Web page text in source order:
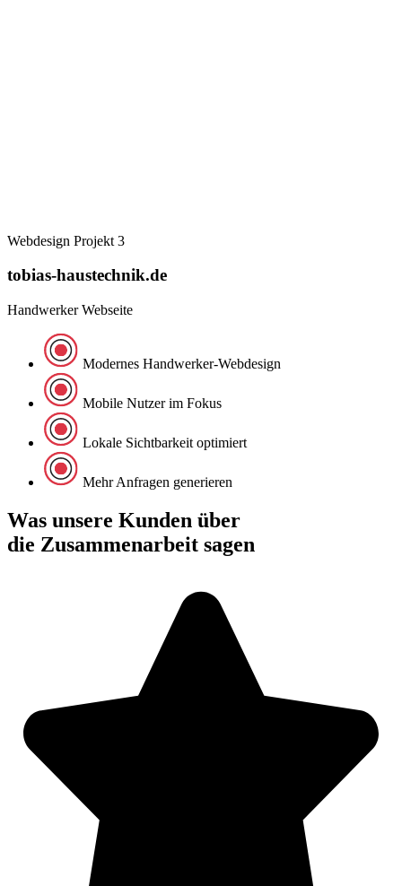
Webdesign Projekt 3
tobias-haustechnik.de
Handwerker Webseite
Modernes Handwerker-Webdesign
Mobile Nutzer im Fokus
Lokale Sichtbarkeit optimiert
Mehr Anfragen generieren
Was unsere Kunden über
die Zusammenarbeit sagen